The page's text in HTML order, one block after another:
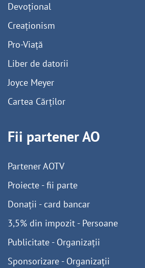
Devoțional
Creaționism
Pro-Viață
Liber de datorii
Joyce Meyer
Cartea Cărților
Fii partener AO
Partener AOTV
Proiecte - fii parte
Donații - card bancar
3,5% din impozit - Persoane
Publicitate - Organizații
Sponsorizare - Organizații